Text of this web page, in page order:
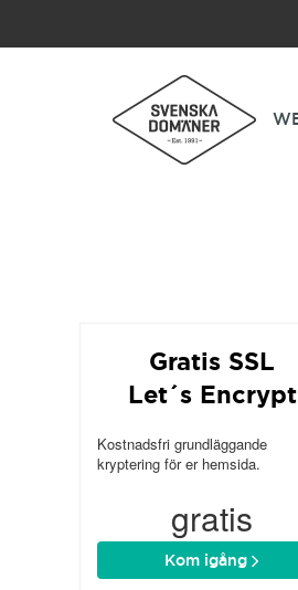
Gratis SSL
Let´s Encrypt
Kostnadsfri grundläggande
kryptering för er hemsida.
gratis
Kom igång